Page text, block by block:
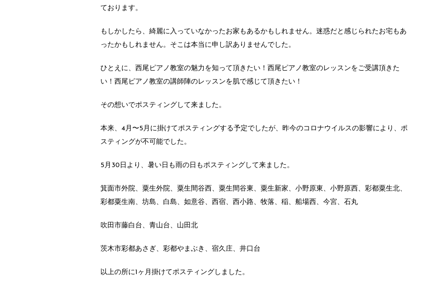
ております。
もしかしたら、綺麗に入っていなかったお家もあるかもしれません。迷惑だと感じられたお宅もあ
ったかもしれません。そこは本当に申し訳ありませんでした。
ひとえに、西尾ピアノ教室の魅力を知って頂きたい！西尾ピアノ教室のレッスンをご受講頂きた
い！西尾ピアノ教室の講師陣のレッスンを肌で感じて頂きたい！
その想いでポスティングして来ました。
本来、4月〜5月に掛けてポスティングする予定でしたが、昨今のコロナウイルスの影響により、ポ
スティングが不可能でした。
5月30日より、暑い日も雨の日もポスティングして来ました。
箕面市外院、粟生外院、粟生間谷西、粟生間谷東、粟生新家、小野原東、小野原西、彩都粟生北、
彩都粟生南、坊島、白島、如意谷、西宿、西小路、牧落、稲、船場西、今宮、石丸
吹田市藤白台、青山台、山田北
茨木市彩都あさぎ、彩都やまぶき、宿久庄、井口台
以上の所に1ヶ月掛けてポスティングしました。